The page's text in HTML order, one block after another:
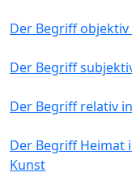
Der Begriff
Der Begriff
Der Begriff relativ
Der Begriff Heimat
Kunst